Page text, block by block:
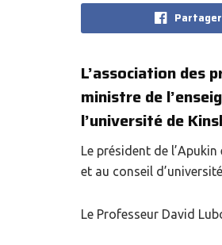
L’association des
ministre de
l’université de
Le président de
et au conseil
Le Professeur David